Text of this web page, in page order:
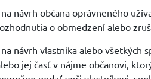
návrh občana oprávneného
o obmedzení alebo
návrh vlastníka alebo všetkých
jej časť v nájme občanovi,